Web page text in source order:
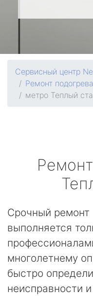
Сервисный центр
Ремонт
метро Теплый
Ремонт
Срочный ремонт
выполняется
многолетнему
быстро
неисправности